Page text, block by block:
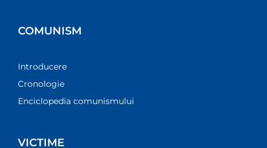
COMUNISM
Introducere
Cronologie
Enciclopedia comunismului
VICTIME